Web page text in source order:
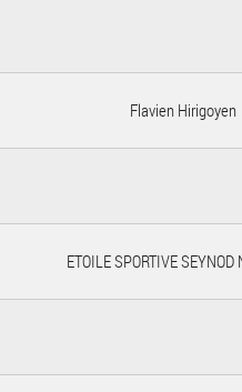
Flavien Hirigoyen
ETOILE SPORTIVE SEYNOD